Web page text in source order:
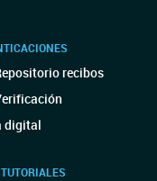
recibos
digital